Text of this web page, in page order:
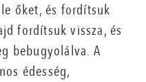
őket, és fordítsuk
fordítsuk vissza, és
bebugyolálva. A
édesség,